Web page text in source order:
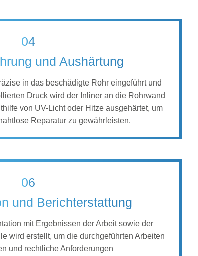
04
und Aushärtung
in das beschädigte Rohr eingeführt und
Druck wird der Inliner an die Rohrwand
von UV-Licht oder Hitze ausgehärtet, um
Reparatur zu gewährleisten.
06
und Berichterstattung
mit Ergebnissen der Arbeit sowie der
wird erstellt, um die durchgeführten Arbeiten
und rechtliche Anforderungen